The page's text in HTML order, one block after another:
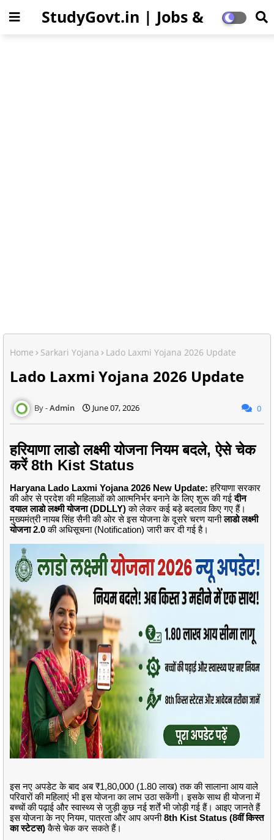
StudyGovt.in | Jobs &
Home Sarkari Yojana Lado Laxmi Yojana 2026 Update
Lado Laxmi Yojana 2026 Update
Admin June 07, 2026 0
हरियाणा लाडो लक्ष्मी योजना नियम बदले, ऐसे चेक
करें 8th Kist Status
Haryana Lado Laxmi Yojana 2026 New Update: हरियाणा सरकार
की ओर से प्रदेश की महिलाओं को आत्मनिर्भर बनाने के लिए शुरू की गईदीन
दयाल लाडो लक्ष्मी योजना (DDLLY)को लेकर कई बड़े बदलाव किए गए हैं।
मुख्यमंत्री नायब सिंह सैनी की ओर से इस योजना के दूसरे चरण यानीलाडो लक्ष्मी
योजना 2.0की अधिसूचना (Notification) जारी कर दी गई है।
इस नए अपडेट के बाद अब ₹1,80,000 (1.80 लाख) तक की सालाना आय वाले
परिवारों की महिलाएं भी इस योजना का लाभ उठा सकेंगी। इसके साथ ही योजना में
बच्चों की पढ़ाई और स्वास्थ्य से जुड़ी कुछ नई शर्तें भी जोड़ी गई हैं। आइए जानते हैं
इस योजना के नए नियम, पात्रता और आप अपनी8th Kist Status (8वीं किस्त
का स्टेटस)कैसे चेक कर सकते हैं।